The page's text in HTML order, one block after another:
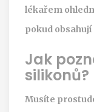
lékařem
pokud
Jak
silikonů?
Musíte